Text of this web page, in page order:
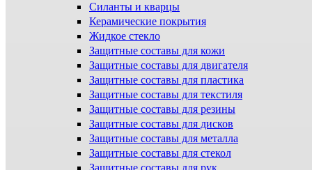
Силанты и кварцы
Керамические покрытия
Жидкое стекло
Защитные составы для кожи
Защитные составы для двигателя
Защитные составы для пластика
Защитные составы для текстиля
Защитные составы для резины
Защитные составы для дисков
Защитные составы для металла
Защитные составы для стекол